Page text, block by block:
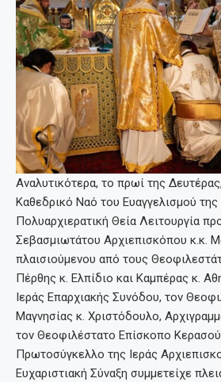
Αναλυτικότερα, το πρωί της
Καθεδρικό Ναό του Ευαγγελισμού
Πολυαρχιερατική Θεία Λειτουργία
Σεβασμιωτάτου Αρχιεπισκόπου κ.κ.
πλαισιούμενου από τους
Πέρθης κ. Ελπίδιο και Καμπέρας κ.
Ιεράς Επαρχιακής Συνόδου, τον
Μαγνησίας κ. Χριστόδουλο,
τον Θεοφιλέστατο Επίσκοπο
Πρωτοσύγκελλο της Ιεράς
Ευχαριστιακή Σύναξη συμμετείχε